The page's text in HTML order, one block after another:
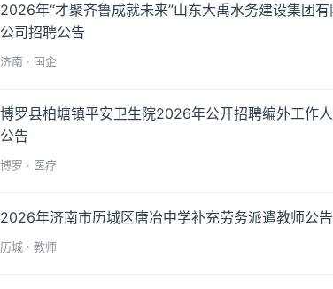
2026年“才聚齐鲁成就未来”山东大禹水务建设集团有
公司招聘公告
济南 · 国企
博罗县柏塘镇平安卫生院2026年公开招聘编外工作
公告
博罗 · 医疗
2026年济南市历城区唐冶中学补充劳务派遣教师公告
历城 · 教师